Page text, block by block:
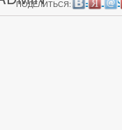
ПОДЕЛИТЬСЯ: